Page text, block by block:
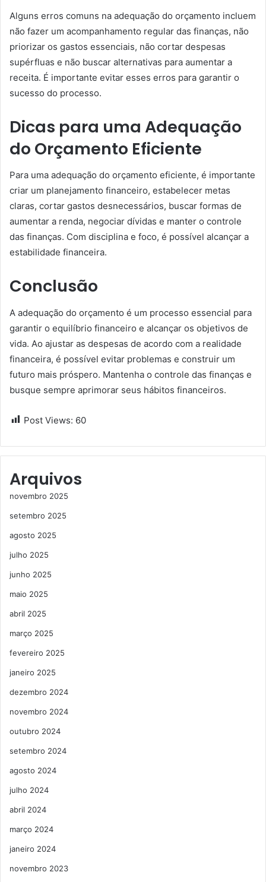
Alguns erros comuns na adequação do orçamento incluem
não fazer um acompanhamento regular das finanças, não
priorizar os gastos essenciais, não cortar despesas
supérfluas e não buscar alternativas para aumentar a
receita. É importante evitar esses erros para garantir o
sucesso do processo.
Dicas para uma Adequação
do Orçamento Eficiente
Para uma adequação do orçamento eficiente, é importante
criar um planejamento financeiro, estabelecer metas
claras, cortar gastos desnecessários, buscar formas de
aumentar a renda, negociar dívidas e manter o controle
das finanças. Com disciplina e foco, é possível alcançar a
estabilidade financeira.
Conclusão
A adequação do orçamento é um processo essencial para
garantir o equilíbrio financeiro e alcançar os objetivos de
vida. Ao ajustar as despesas de acordo com a realidade
financeira, é possível evitar problemas e construir um
futuro mais próspero. Mantenha o controle das finanças e
busque sempre aprimorar seus hábitos financeiros.
Post Views: 60
Arquivos
novembro 2025
setembro 2025
agosto 2025
julho 2025
junho 2025
maio 2025
abril 2025
março 2025
fevereiro 2025
janeiro 2025
dezembro 2024
novembro 2024
outubro 2024
setembro 2024
agosto 2024
julho 2024
abril 2024
março 2024
janeiro 2024
novembro 2023